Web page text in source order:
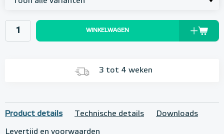
WINKELWAGEN
3 tot 4 weken
Product details Technische details Downloads
Levertijd en voorwaarden